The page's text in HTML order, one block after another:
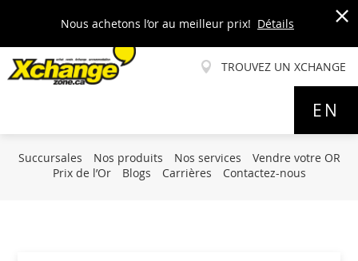
Nous achetons l’or au meilleur prix! Détails
x
TROUVEZ UN XCHANGE
EN
Succursales Nos produits Nos services
Vendre votre OR
Prix de l’Or
Blogs Carrières Contactez-nous